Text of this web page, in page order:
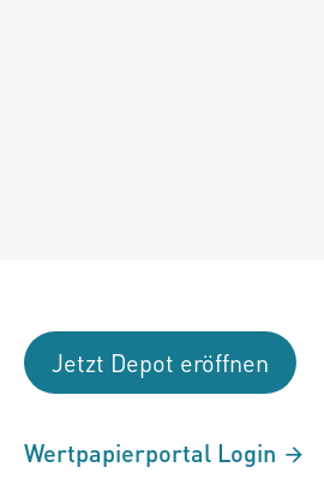
Jetzt Depot eröffnen
Wertpapierportal Login